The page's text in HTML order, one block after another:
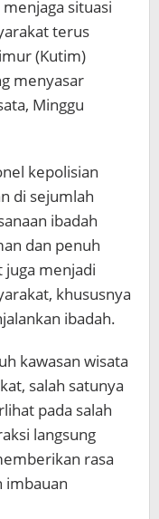
situasi
terus
(Kutim)
menyasar
Minggu
kepolisian
di sejumlah
ibadah
dan penuh
juga menjadi
khususnya
ibadah.
kawasan wisata
salah satunya
pada salah
langsung
rasa
imbauan